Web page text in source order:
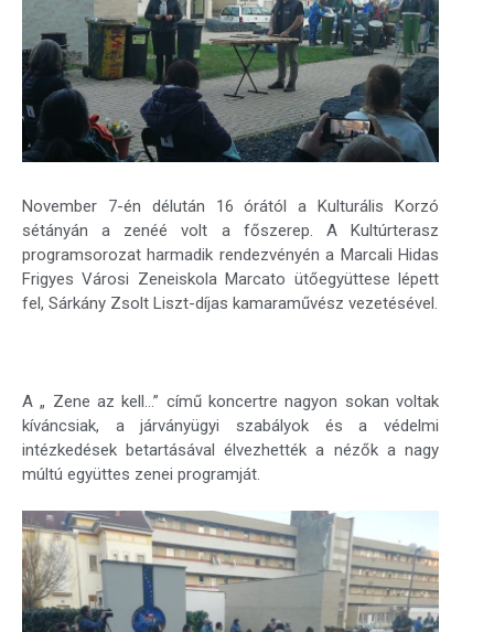
November 7-én délután 16 órától a Kulturális Korzó
sétányán a zenéé volt a főszerep. A Kultúrterasz
programsorozat harmadik rendezvényén a Marcali Hidas
Frigyes Városi Zeneiskola Marcato ütőegyüttese lépett
fel, Sárkány Zsolt Liszt-díjas kamaraművész vezetésével.
A „ Zene az kell…” című koncertre nagyon sokan voltak
kíváncsiak, a járványügyi szabályok és a védelmi
intézkedések betartásával élvezhették a nézők a nagy
múltú együttes zenei programját.